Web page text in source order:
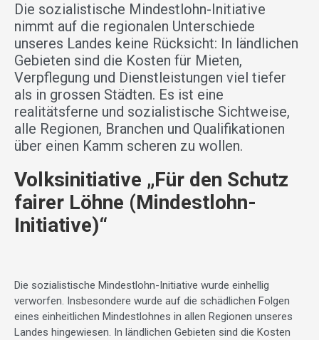
Die sozialistische Mindestlohn-Initiative
nimmt auf die regionalen Unterschiede
unseres Landes keine Rücksicht: In ländlichen
Gebieten sind die Kosten für Mieten,
Verpflegung und Dienstleistungen viel tiefer
als in grossen Städten. Es ist eine
realitätsferne und sozialistische Sichtweise,
alle Regionen, Branchen und Qualifikationen
über einen Kamm scheren zu wollen.
Volksinitiative „Für den Schutz
fairer Löhne (Mindestlohn-
Initiative)“
Die sozialistische Mindestlohn-Initiative wurde einhellig
verworfen. Insbesondere wurde auf die schädlichen Folgen
eines einheitlichen Mindestlohnes in allen Regionen unseres
Landes hingewiesen. In ländlichen Gebieten sind die Kosten